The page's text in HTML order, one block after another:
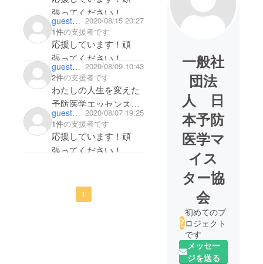
張ってください！
guest7dd9ad919da4 2020/08/15 20:27
1件の支援者です
応援しています！頑
張ってください！
guestec48a9fa58e4 2020/08/09 10:43
2件の支援者です
わたしの人生を変えた
予防医学エッセンスの
詰まったオプティマム
ファスティング！
新刊とても楽しみで
guestb3232a0fada4 2020/08/07 19:25
1件の支援者です
応援しています！頑
張ってください！
1
一般社
団法
人 日
本予防
医学マ
イス
ター協
会
初めてのプ
ロジェクト
です
メッセー
ジを送る